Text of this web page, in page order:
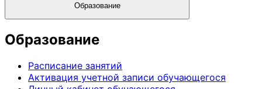
Образование
Образование
Расписание занятий
Активация учетной записи обучающегося